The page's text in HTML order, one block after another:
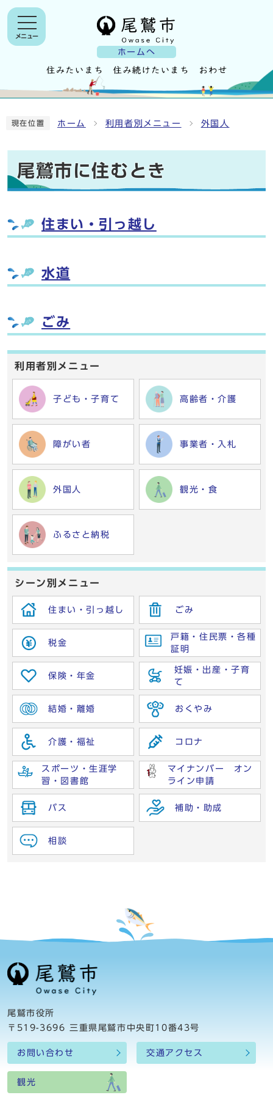
ホームへ
メニュー
現在位置 ホーム 利用者別メニュー 外国人
尾鷲市に住むとき
住まい・引っ越し
水道
ごみ
利用者別メニュー
子ども・子育て 高齢者・介護
障がい者 事業者・入札
外国人 観光・食
ふるさと納税
シーン別メニュー
住まい・引っ越し ごみ
税金
戸籍・住民票・各種
証明
保険・年金
妊娠・出産・子育
て
結婚・離婚 おくやみ
介護・福祉 コロナ
スポーツ・生涯学
習・図書館
マイナンバー オン
ライン申請
バス 補助・助成
相談
尾鷲市役所
〒519-3696 三重県尾鷲市中央町10番43号
お問い合わせ 交通アクセス
観光